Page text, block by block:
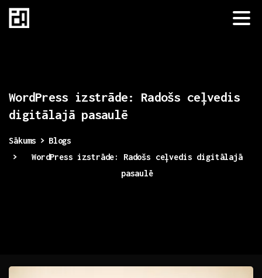
WordPress izstrāde: Radošs ceļvedis
digitālajā pasaulē
Sākums
Blogs
WordPress izstrāde: Radošs ceļvedis digitālajā
pasaulē